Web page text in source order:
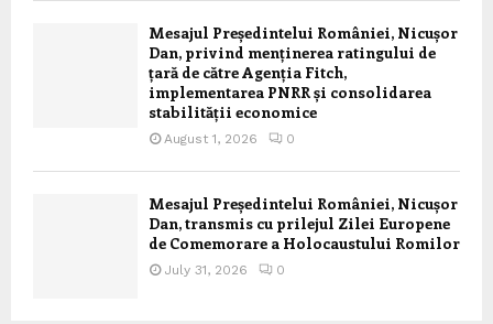
Mesajul Președintelui României, Nicușor
Dan, privind menținerea ratingului de
țară de către Agenția Fitch,
implementarea PNRR și consolidarea
stabilității economice
August 1, 2026 0
Mesajul Președintelui României, Nicușor
Dan, transmis cu prilejul Zilei Europene
de Comemorare a Holocaustului Romilor
July 31, 2026 0